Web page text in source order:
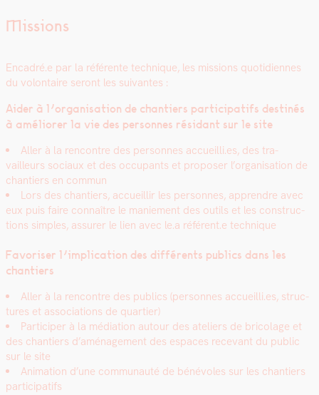
Missions
Encadré.e par la référente tech­nique, les mis­sions quo­ti­di­ennes
du volon­taire seront les suiv­antes :
Aider à l’organisation de chantiers par­tic­i­pat­ifs des­tinés
à amélior­er la vie des per­son­nes rési­dant sur le site
Aller à la ren­con­tre des per­son­nes accueilli.es, des tra­
vailleurs soci­aux et des occu­pants et pro­pos­er l’organisation de
chantiers en com­mun
Lors des chantiers, accueil­lir les per­son­nes, appren­dre avec
eux puis faire con­naître le maniement des out­ils et les con­struc­
tions sim­ples, assur­er le lien avec le.a référent.e tech­nique
Favoris­er l’implication des dif­férents publics dans les
chantiers
Aller à la ren­con­tre des publics (per­son­nes accueilli.es, struc­
tures et asso­ci­a­tions de quarti­er)
Par­ticiper à la médi­a­tion autour des ate­liers de brico­lage et
des chantiers d’aménagement des espaces rece­vant du pub­lic
sur le site
Ani­ma­tion d’une com­mu­nauté de bénév­oles sur les chantiers
par­tic­i­pat­ifs